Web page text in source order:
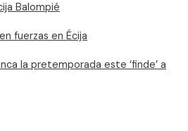
Balompié
fuerzas en Écija
la pretemporada este ‘finde’ a